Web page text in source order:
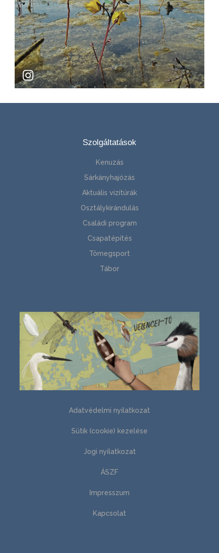
Szolgáltatások
Kenuzás
Sárkányhajózás
Aktuális vízitúrák
Osztálykirándulás
Családi program
Csapatépítés
Tömegsport
Tábor
Adatvédelmi nyilatkozat
Sütik (cookie) kezelése
Jogi nyilatkozat
ÁSZF
Impresszum
Kapcsolat